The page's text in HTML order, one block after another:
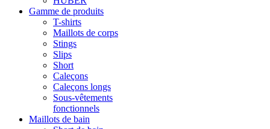
Gamme de produits
T-shirts
Maillots de corps
Stings
Slips
Short
Caleçons
Caleçons longs
Sous-vêtements
fonctionnels
Maillots de bain